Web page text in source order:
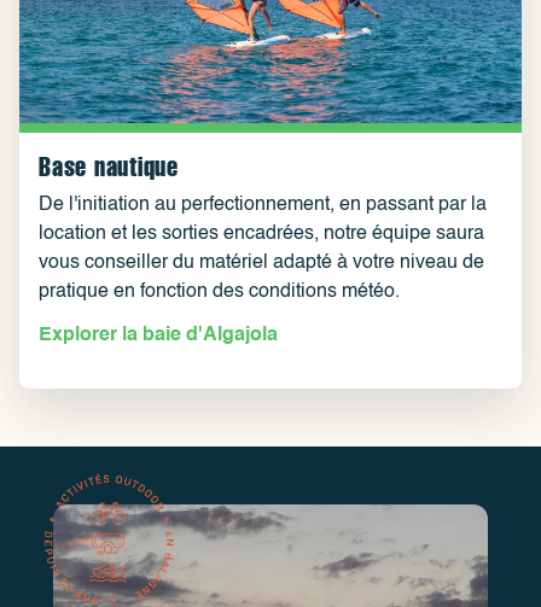
Base nautique
De l'initiation au perfectionnement, en passant par la
location et les sorties encadrées, notre équipe saura
vous conseiller du matériel adapté à votre niveau de
pratique en fonction des conditions météo.
Explorer la baie d'Algajola